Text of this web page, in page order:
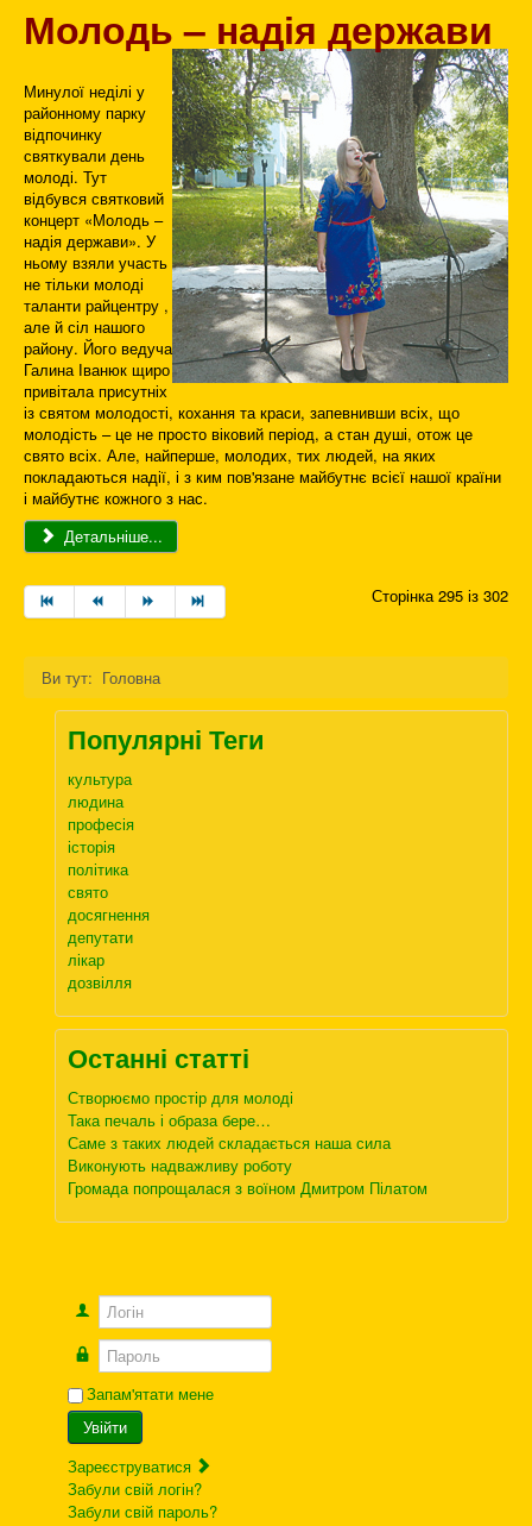
Молодь – надія держави
Минулої неділі у
районному парку
відпочинку
святкували день
молоді. Тут
відбувся святковий
концерт «Молодь –
надія держави». У
ньому взяли участь
не тільки молоді
таланти райцентру ,
але й сіл нашого
району. Його ведуча
Галина Іванюк щиро
привітала присутніх
із святом молодості, кохання та краси, запевнивши всіх, що
молодість – це не просто віковий період, а стан душі, отож це
свято всіх. Але, найперше, молодих, тих людей, на яких
покладаються надії, і з ким пов'язане майбутнє всієї нашої країни
і майбутнє кожного з нас.
Детальніше...
Сторінка 295 із 302
Ви тут: Головна
Популярні Теги
культура
людина
професія
історія
політика
свято
досягнення
депутати
лікар
дозвілля
Останні статті
Створюємо простір для молоді
Така печаль і образа бере…
Саме з таких людей складається наша сила
Виконують надважливу роботу
Громада попрощалася з воїном Дмитром Пілатом
Логін
Пароль
Запам'ятати мене
Увійти
Зареєструватися
Забули свій логін?
Забули свій пароль?